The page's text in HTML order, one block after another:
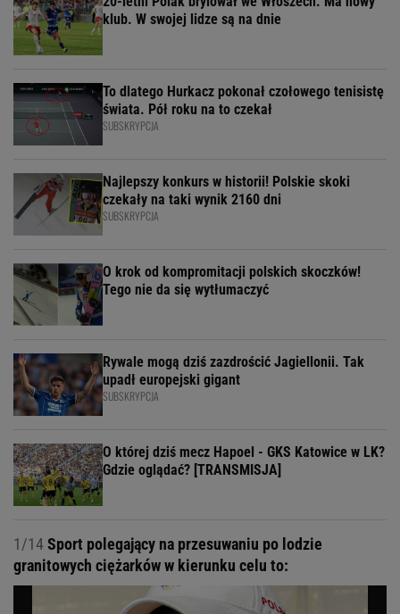
klub. W swojej lidze są na dnie
To dlatego Hurkacz pokonał czołowego tenisistę
świata. Pół roku na to czekał
SUBSKRYPCJA
Najlepszy konkurs w historii! Polskie skoki
czekały na taki wynik 2160 dni
SUBSKRYPCJA
O krok od kompromitacji polskich skoczków!
Tego nie da się wytłumaczyć
Rywale mogą dziś zazdrościć Jagiellonii. Tak
upadł europejski gigant
SUBSKRYPCJA
O której dziś mecz Hapoel - GKS Katowice w LK?
Gdzie oglądać? [TRANSMISJA]
1/14Sport polegający na przesuwaniu po lodzie
granitowych ciężarków w kierunku celu to: